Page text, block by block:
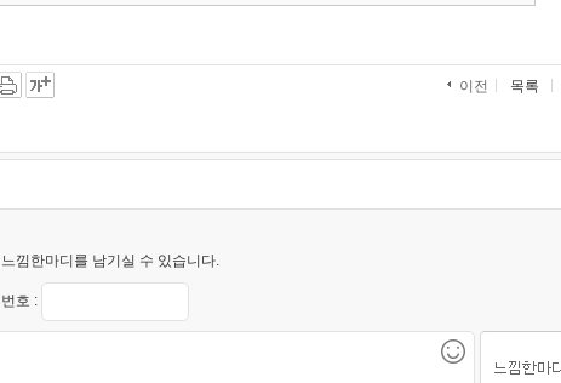
이전 목록
낌한마디를 남기실 수 있습니다.
호 :